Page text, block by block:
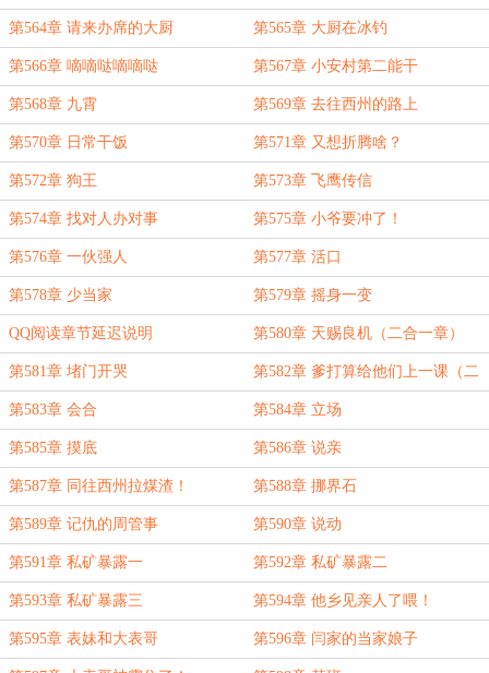
第564章 请来办席的大厨 第565章 大厨在冰钓
第566章 嘀嘀哒嘀嘀哒 第567章 小安村第二能干
第568章 九霄 第569章 去往西州的路上
第570章 日常干饭 第571章 又想折腾啥？
第572章 狗王 第573章 飞鹰传信
第574章 找对人办对事 第575章 小爷要冲了！
第576章 一伙强人 第577章 活口
第578章 少当家 第579章 摇身一变
QQ阅读章节延迟说明 第580章 天赐良机（二合一章）
第581章 堵门开哭 第582章 爹打算给他们上一课（二
合一章）
第583章 会合 第584章 立场
第585章 摸底 第586章 说亲
第587章 同往西州拉煤渣！ 第588章 挪界石
第589章 记仇的周管事 第590章 说动
第591章 私矿暴露一 第592章 私矿暴露二
第593章 私矿暴露三 第594章 他乡见亲人了喂！
第595章 表妹和大表哥 第596章 闫家的当家娘子